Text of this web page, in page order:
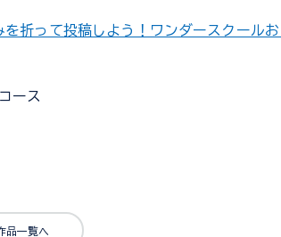
を折って投稿しよう！ワンダースクール
ース
品一覧へ